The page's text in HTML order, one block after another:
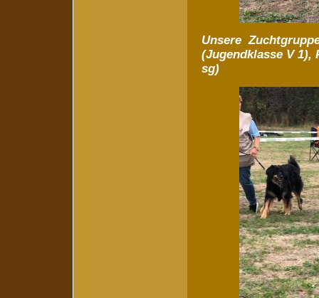
Unsere
(Jugendklasse V 1),
sg)